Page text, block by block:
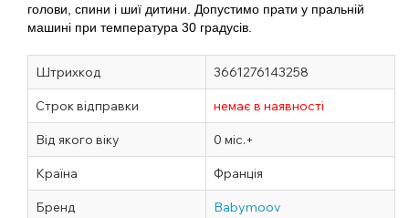
голови, спини і шиї дитини. Допустимо прати у пральній
машині при температура 30 градусів.
Штрихкод 3661276143258
Строк відправки немає в наявності
Від якого віку 0 міс.+
Країна Франція
Бренд Babymoov